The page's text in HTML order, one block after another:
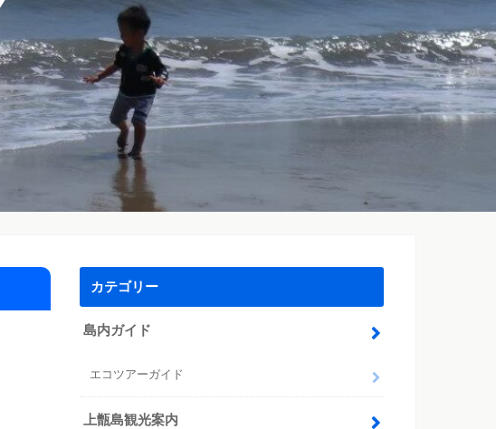
カテゴリー
島内ガイド
エコツアーガイド
上甑島観光案内